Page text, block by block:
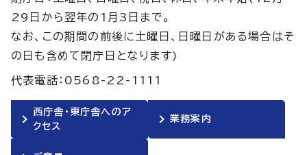
29日から翌年の1月3日まで。
なお、この期間の前後に土曜日、日曜日がある場合はそ
の日も含めて閉庁日となります)
代表電話：0568-22-1111
西庁舎・東庁舎へのア
クセス
業務案内